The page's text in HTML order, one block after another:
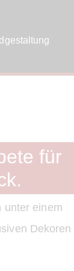
für
unter einem
Dekoren